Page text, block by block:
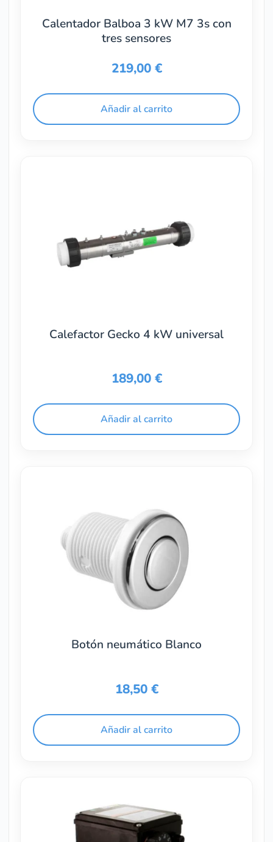
Calentador Balboa 3 kW M7 3s con
tres sensores
219,00 €
Añadir al carrito
Calefactor Gecko 4 kW universal
189,00 €
Añadir al carrito
Botón neumático Blanco
18,50 €
Añadir al carrito